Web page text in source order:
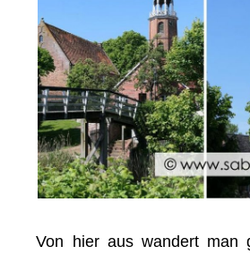
Von hier aus wandert man